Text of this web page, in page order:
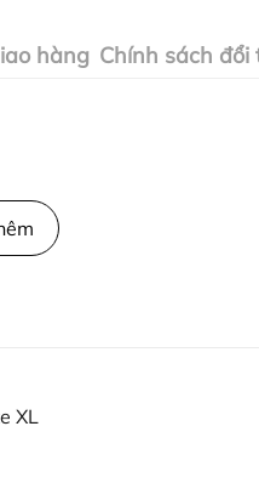
hàng Chính sách đổi
XL